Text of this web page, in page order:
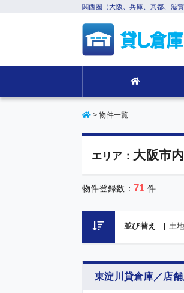
関西圏（大阪、兵庫、京都、滋
>物件一覧
エリア： 大阪市
物件登録数：71 件
並び替え [ 土
東淀川貸倉庫／店